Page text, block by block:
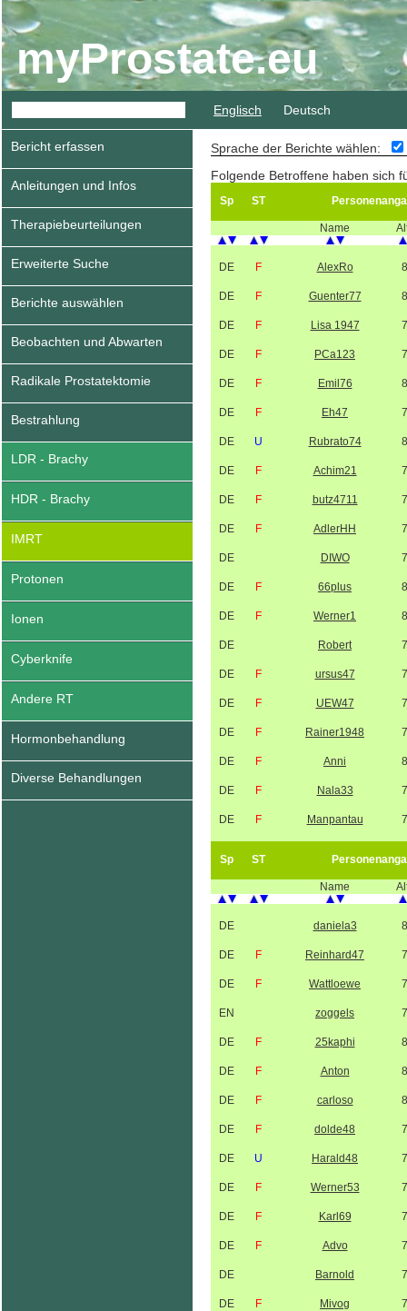
myProstate.eu
Englisch Deutsch
Bericht erfassen
Anleitungen und Infos
Therapiebeurteilungen
Erweiterte Suche
Berichte auswählen
Beobachten und Abwarten
Radikale Prostatektomie
Bestrahlung
LDR - Brachy
HDR - Brachy
IMRT
Protonen
Ionen
Cyberknife
Andere RT
Hormonbehandlung
Diverse Behandlungen
Sprache der Berichte wählen:
Folgende Betroffene haben sich
Sp ST
Name
DE F AlexRo
DE F Guenter77
DE F Lisa 1947
DE F PCa123
DE F Emil76
DE F Eh47
DE U Rubrato74
DE F Achim21
DE F butz4711
DE F AdlerHH
DE DIWO
DE F 66plus
DE F Werner1
DE Robert
DE F ursus47
DE F UEW47
DE F Rainer1948
DE F Anni
DE F Nala33
DE F Manpantau
Sp ST
Name
DE daniela3
DE F Reinhard47
DE F Wattloewe
EN zoggels
DE F 25kaphi
DE F Anton
DE F carloso
DE F dolde48
DE U Harald48
DE F Werner53
DE F Karl69
DE F Advo
DE Barnold
DE F Mivog